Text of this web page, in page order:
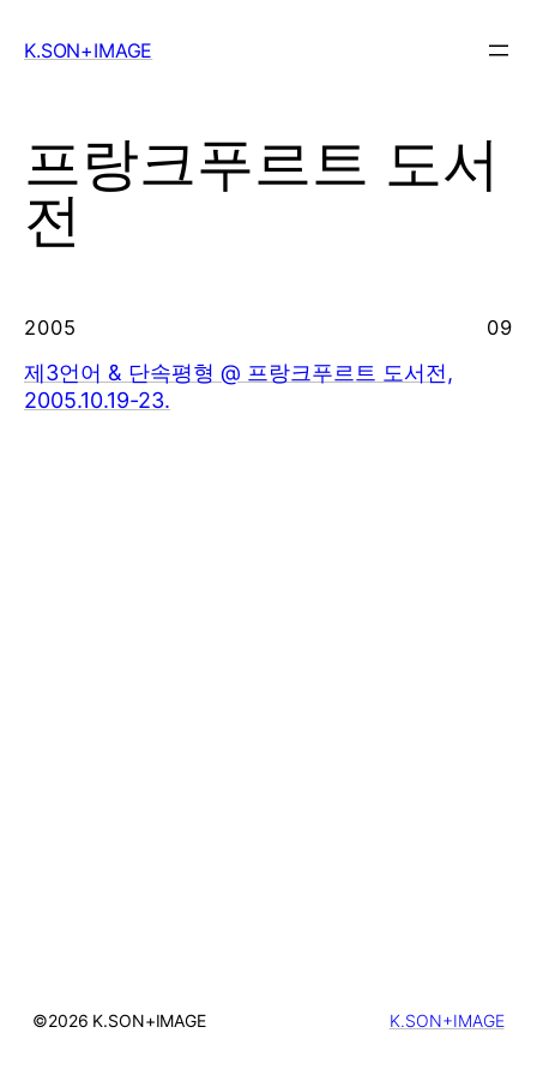
K.SON+IMAGE
프랑크푸르트 도서
전
2005 09
제3언어 & 단속평형 @ 프랑크푸르트 도서전,
2005.10.19-23.
©2026 K.SON+IMAGE K.SON+IMAGE